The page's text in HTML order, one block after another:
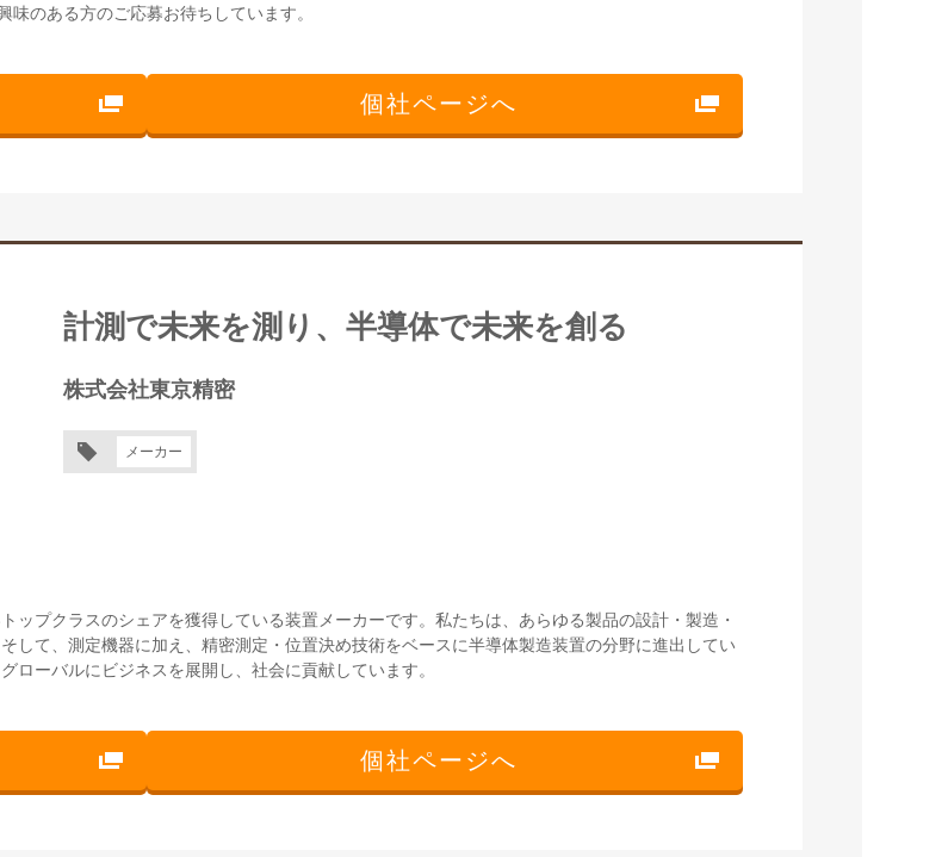
のある方のご応募お待ちしています。
個社ページへ
計測で未来を測り、半導体で未来を創る
株式会社東京精密
メーカー
ップクラスのシェアを獲得している装置メーカーです。私たちは、あらゆる製品の設計・製造・
して、測定機器に加え、精密測定・位置決め技術をベースに半導体製造装置の分野に進出してい
ローバルにビジネスを展開し、社会に貢献しています。
個社ページへ